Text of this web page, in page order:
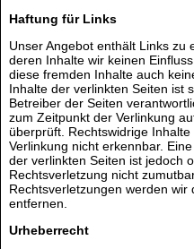
Haftung für Links
Unser Angebot enthält Links zu
deren Inhalte wir keinen
diese fremden Inhalte auch
Inhalte der verlinkten Seiten ist
Betreiber der Seiten
zum Zeitpunkt der Verlinkung
überprüft. Rechtswidrige
Verlinkung nicht erkennbar.
der verlinkten Seiten ist jedoch
Rechtsverletzung nicht
Rechtsverletzungen werden wir
entfernen.
Urheberrecht